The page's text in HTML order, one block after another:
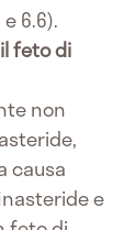
6.6).
feto di
non
causa
e